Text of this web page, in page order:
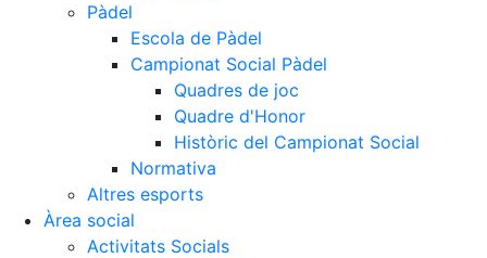
Pàdel
Escola de Pàdel
Campionat Social Pàdel
Quadres de joc
Quadre d'Honor
Històric del Campionat Social
Normativa
Altres esports
Àrea social
Activitats Socials